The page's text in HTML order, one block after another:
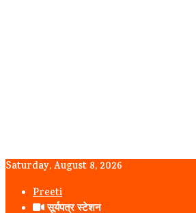
Saturday, August 8, 2026
Preeti
सूर्यपत्र स्टेशन